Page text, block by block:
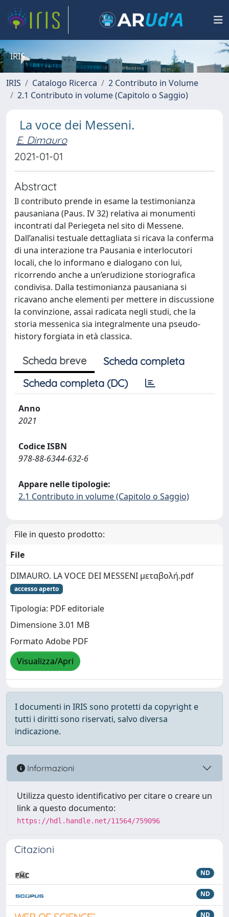
IRIS
IRIS Catalogo Ricerca
2 Contributo in Volume
2.1 Contributo in volume (Capitolo o Saggio)
La voce dei Messeni.
E. Dimauro
2021-01-01
Abstract
Il contributo prende in esame la testimonianza
pausaniana (Paus. IV 32) relativa ai monumenti
incontrati dal Periegeta nel sito di Messene.
Dall’analisi testuale dettagliata si ricava la conferma
di una interazione tra Pausania e interlocutori
locali, che lo informano e dialogano con lui,
ricorrendo anche a un’erudizione storiografica
condivisa. Dalla testimonianza pausaniana si
ricavano anche elementi per mettere in discussione
la convinzione, assai radicata negli studi, che la
storia messenica sia integralmente una pseudo-
history forgiata in età classica.
Scheda breve
Scheda completa
Scheda completa (DC)
Anno
2021
Codice ISBN
978-88-6344-632-6
Appare nelle tipologie:
2.1 Contributo in volume (Capitolo o Saggio)
File in questo prodotto:
File
DIMAURO. LA VOCE DEI MESSENI μεταβολή.pdf
accesso aperto
Tipologia: PDF editoriale
Dimensione 3.01 MB
Formato Adobe PDF
Visualizza/Apri
I documenti in IRIS sono protetti da copyright e
tutti i diritti sono riservati, salvo diversa
indicazione.
Informazioni
Utilizza questo identificativo per citare o creare un
link a questo documento:
https://hdl.handle.net/11564/759096
Citazioni
ND
ND
ND